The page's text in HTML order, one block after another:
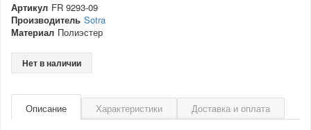
Артикул FR 9293-09
Производитель Sotra
Материал Полиэстер
Нет в наличии
Описание Характеристики Доставка и оплата